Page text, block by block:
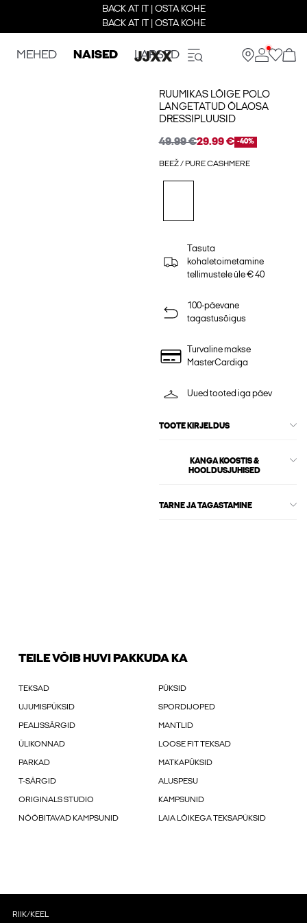
BACK AT IT | OSTA KOHE
BACK AT IT | OSTA KOHE
MEHED NAISED LAPSED
RUUMIKAS LÕIGE POLO
LANGETATUD ÕLAOSA
DRESSIPLUUSID
49.99 €29.99 € -40%
BEEŽ / PURE CASHMERE
Tasuta
kohaletoimetamine
tellimustele üle € 40
100-päevane
tagastusõigus
Turvaline makse
MasterCardiga
Uued tooted iga päev
TOOTE KIRJELDUS
KANGA KOOSTIS &
HOOLDUSJUHISED
TARNE JA TAGASTAMINE
TEILE VÕIB HUVI PAKKUDA KA
TEKSAD PÜKSID
UJUMISPÜKSID SPORDIJOPED
PEALISSÄRGID MANTLID
ÜLIKONNAD LOOSE FIT TEKSAD
PARKAD MATKAPÜKSID
T-SÄRGID ALUSPESU
ORIGINALS STUDIO KAMPSUNID
NÖÖBITAVAD KAMPSUNID LAIA LÕIKEGA TEKSAPÜKSID
RIIK/KEEL